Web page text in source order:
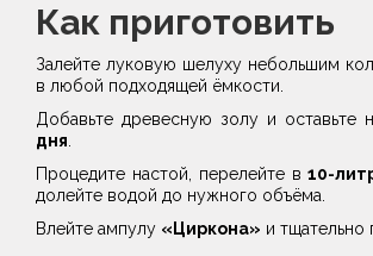
Как приготовить
Залейте луковую шелуху небольшим
в любой подходящей ёмкости.
Добавьте древесную золу и оставьте
дня
Процедите настой, перелейте в10-
долейте водой до нужного объёма.
Влейте ампулу «Циркона» и тщательно